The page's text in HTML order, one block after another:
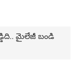
మైలేజీ బండి